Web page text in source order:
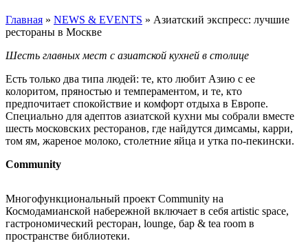
Главная » NEWS & EVENTS » Азиатский экспресс: лучшие
рестораны в Москве
Шесть главных мест с азиатской кухней в столице
Есть только два типа людей: те, кто любит Азию с ее
колоритом, пряностью и темпераментом, и те, кто
предпочитает спокойствие и комфорт отдыха в Европе.
Специально для адептов азиатской кухни мы собрали вместе
шесть московских ресторанов, где найдутся димсамы, карри,
том ям, жареное молоко, столетние яйца и утка по-пекински.
Community
Многофункциональный проект Community на
Космодамианской набережной включает в себя artistic space,
гастрономический ресторан, lounge, бар & tea room в
пространстве библиотеки.